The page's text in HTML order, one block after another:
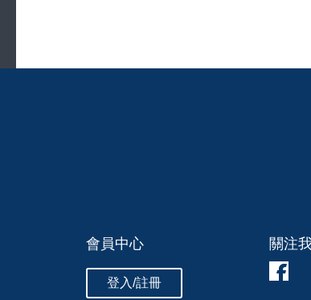
會員中心
登入/註冊
關注